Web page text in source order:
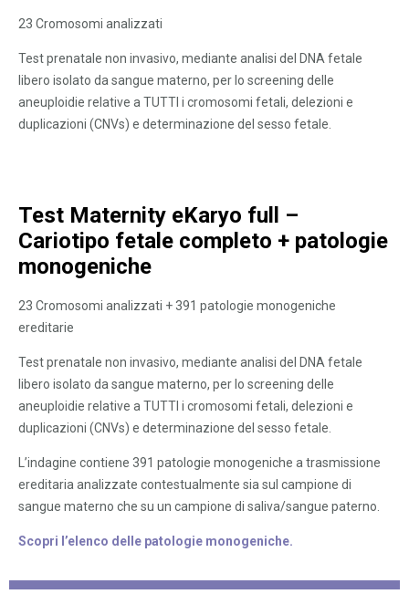
23 Cromosomi analizzati
Test prenatale non invasivo, mediante analisi del DNA fetale
libero isolato da sangue materno, per lo screening delle
aneuploidie relative a TUTTI i cromosomi fetali, delezioni e
duplicazioni (CNVs) e determinazione del sesso fetale.
Test Maternity eKaryo full –
Cariotipo fetale completo + patologie
monogeniche
23 Cromosomi analizzati + 391 patologie monogeniche
ereditarie
Test prenatale non invasivo, mediante analisi del DNA fetale
libero isolato da sangue materno, per lo screening delle
aneuploidie relative a TUTTI i cromosomi fetali, delezioni e
duplicazioni (CNVs) e determinazione del sesso fetale.
L’indagine contiene 391 patologie monogeniche a trasmissione
ereditaria analizzate contestualmente sia sul campione di
sangue materno che su un campione di saliva/sangue paterno.
Scopri l’elenco delle patologie monogeniche.